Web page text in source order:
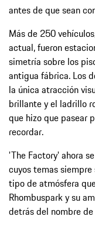
antes de que sean
Más de 250
actual, fueron
simetría sobre los
antigua fábrica. Los
la única atracción
brillante y el ladrillo
que hizo que pasear
recordar.
'The Factory' ahora
cuyos temas
tipo de atmósfera
Rhombuspark y su
detrás del nombre